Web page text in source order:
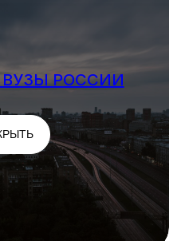
РОССИИ
РОССИИ